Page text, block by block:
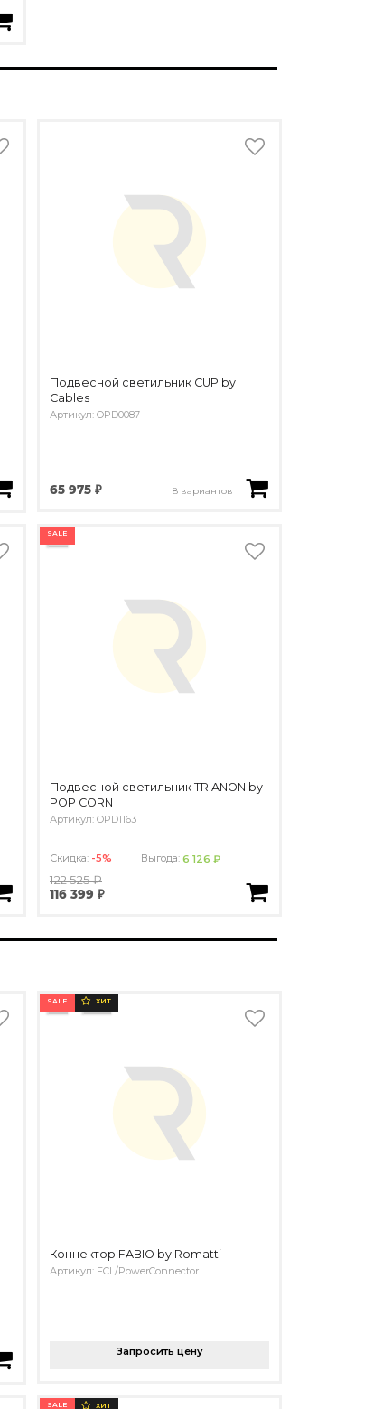
Подвесной светильник CUP by
Cables
Артикул: OPD0087
65 975 ₽ 8 вариантов
SALE
Подвесной светильник TRIANON by
POP CORN
Артикул: OPD1163
Скидка: -5% Выгода:6 126 ₽
122 525 ₽
116 399 ₽
SALE ХИТ
Коннектор FABIO by Romatti
Артикул: FCL/PowerConnector
Запросить цену
SALE ХИТ